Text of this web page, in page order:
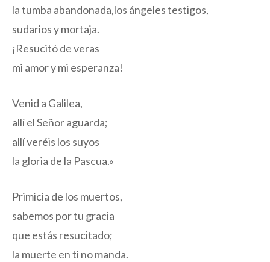
la tumba abandonada,los ángeles testigos,
sudarios y mortaja.
¡Resucitó de veras
mi amor y mi esperanza!
Venid a Galilea,
allí el Señor aguarda;
allí veréis los suyos
la gloria de la Pascua.»
Primicia de los muertos,
sabemos por tu gracia
que estás resucitado;
la muerte en ti no manda.